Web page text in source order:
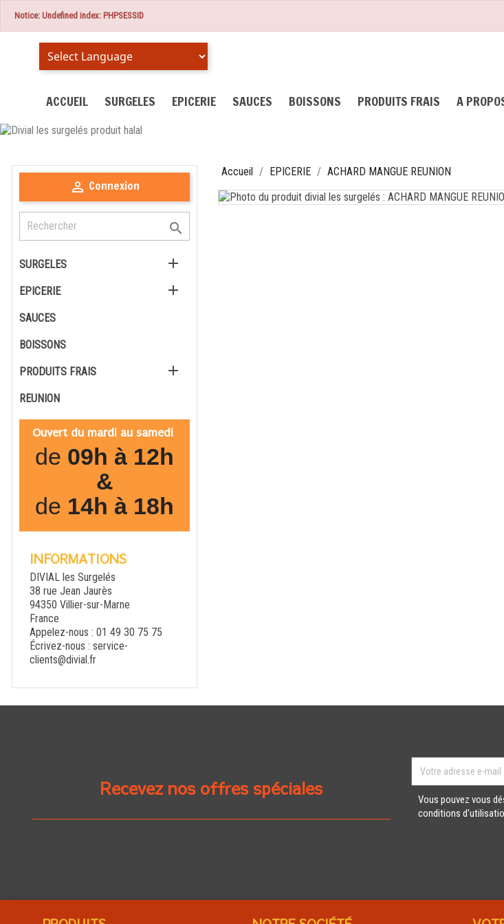
Notice: Undefined index: PHPSESSID
ACCUEIL SURGELES EPICERIE SAUCES BOISSONS PRODUITS FRAIS A
 Connexion

SURGELES 
EPICERIE 
SAUCES
BOISSONS
PRODUITS FRAIS 
REUNION
Ouvert du mardi au samedi
de 09h à 12h
&
de 14h à 18h
INFORMATIONS
DIVIAL les Surgelés
38 rue Jean Jaurès
94350 Villier-sur-Marne
France
Appelez-nous : 01 49 30 75 75
Écrivez-nous : service-
clients@divial.fr
Accueil EPICERIE ACHARD MANGUE REUNION
Recevez nos offres spéciales
Vous pouvez vous
conditions